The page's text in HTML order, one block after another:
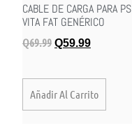
CABLE DE CARGA PARA PS
VITA FAT GENÉRICO
Q69.99 Q59.99
Añadir Al Carrito